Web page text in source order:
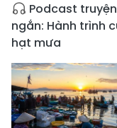
Podcast truyện
ngắn: Hành trình
hạt mưa